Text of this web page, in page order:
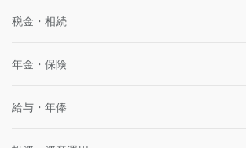
税金・相続
年金・保険
給与・年俸